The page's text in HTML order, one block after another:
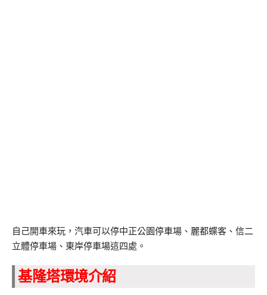
自己開車來玩，汽車可以停中正公園停車場、麗都蝶客、信二
立體停車場、東岸停車場這四處。
基隆塔環境介紹